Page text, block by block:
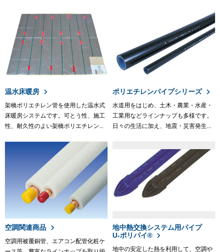
温水床暖房
架橋ポリエチレン管を使用した温水式
床暖房システムです。可とう性、施工
性、耐久性のよい架橋ポリエチレン...
ポリエチレンパイプシリーズ
水道用をはじめ、土木・農業・水産・
工業用などラインナップも多様です。
日々の生活に加え、地震・災害発生...
空調関連商品
空調用被覆銅管、エアコン配管化粧ケ
地中熱交換システム用パイプ
U-ポリパイ®
地中の安定した熱を利用して、空調や